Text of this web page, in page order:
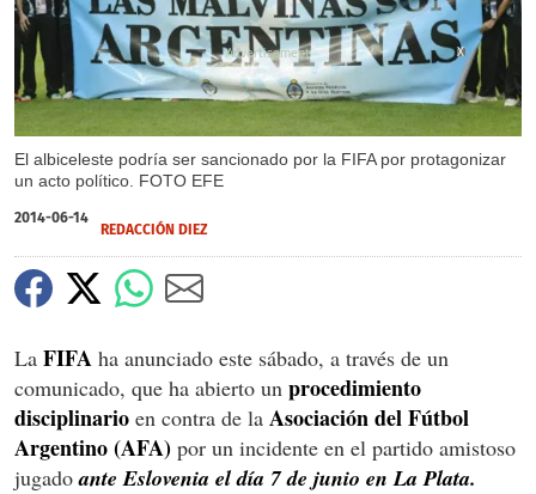
El albiceleste podría ser sancionado por la FIFA por protagonizar
un acto político. FOTO EFE
X
2014-06-14
REDACCIÓN DIEZ
La FIFA ha anunciado este sábado, a través de un
comunicado, que ha abierto un procedimiento
disciplinario en contra de la Asociación del Fútbol
Argentino (AFA) por un incidente en el partido amistoso
jugadoante Eslovenia el día 7 de junio en La Plata.